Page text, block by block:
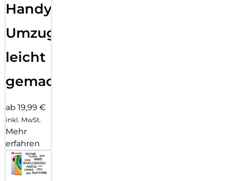
Handy
Umzug
leicht
gemacht!
ab 19,99 €
inkl. MwSt.
Mehr
erfahren